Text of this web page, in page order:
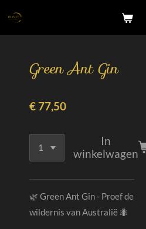
Green Ant Gin
€ 77,50
In
winkelwagen
🌿 Green Ant Gin - Proef de
wildernis van Australië 🐜